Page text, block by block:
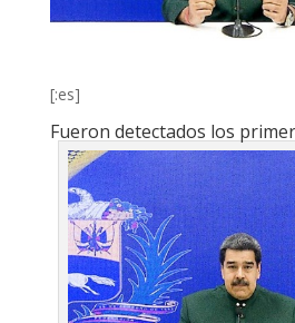
[:es]
Fueron detectados los